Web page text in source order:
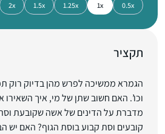
0.5x
1x
1.25x
1.5x
2x
תקציר
הגמרא ממשיכה לפרש מהן בדיוק רוק
וכו’. האם חשוב שתן של מי, איך
מדברת על הדינים של אשה שקובעת
קובעים וסת קבוע בוסת הגוף? האם יש